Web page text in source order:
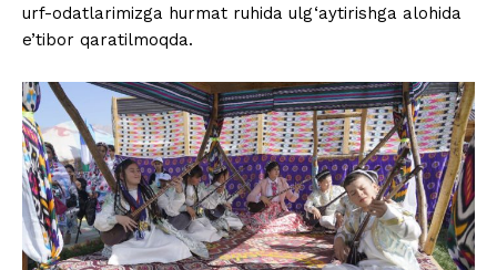
urf-odatlarimizga hurmat ruhida ulg‘aytirishga alohida
e’tibor qaratilmoqda.